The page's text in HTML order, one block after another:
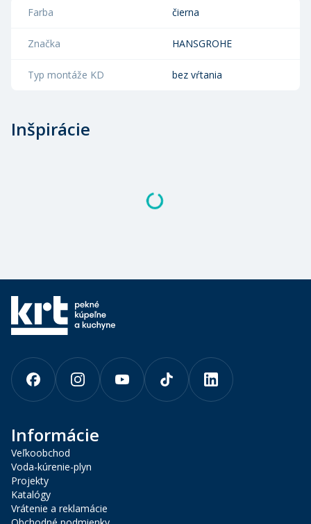
Farba čierna
Značka HANSGROHE
Typ montáže KD bez vŕtania
Inšpirácie
Informácie
Veľkoobchod
Voda-kúrenie-plyn
Projekty
Katalógy
Vrátenie a reklamácie